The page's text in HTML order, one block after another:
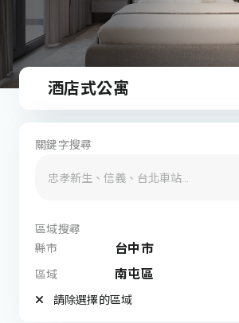
酒店式公寓
關鍵字搜尋
區域搜尋
縣市
台中市
區域 南屯區
請除選擇的區域